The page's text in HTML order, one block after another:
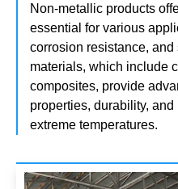
Non-metallic products
essential for various
corrosion resistance,
materials, which include
composites, provide
properties, durability,
extreme temperatures.